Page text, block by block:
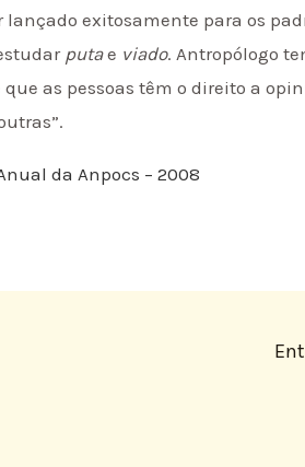
lançado exitosamente para os
putae viado. Antropólogo
as pessoas têm o direito a
da Anpocs – 2008